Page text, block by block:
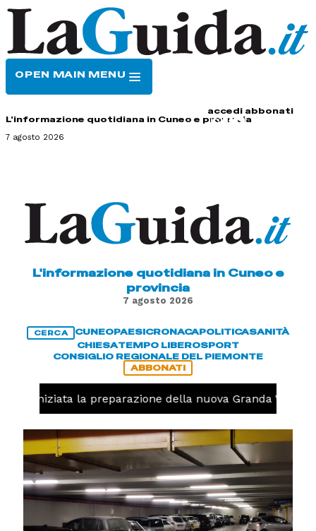
OPEN MAIN MENU
accedi abbonati
L'informazione quotidiana in Cuneo e provincia
7 agosto 2026
L'informazione quotidiana in Cuneo e
provincia
7 agosto 2026
CERCA CUNEOPAESICRONACAPOLITICASANITÀ
CHIESATEMPO LIBEROSPORT
CONSIGLIO REGIONALE DEL PIEMONTE
ABBONATI
iniziata la preparazione della nuova Granda Volley